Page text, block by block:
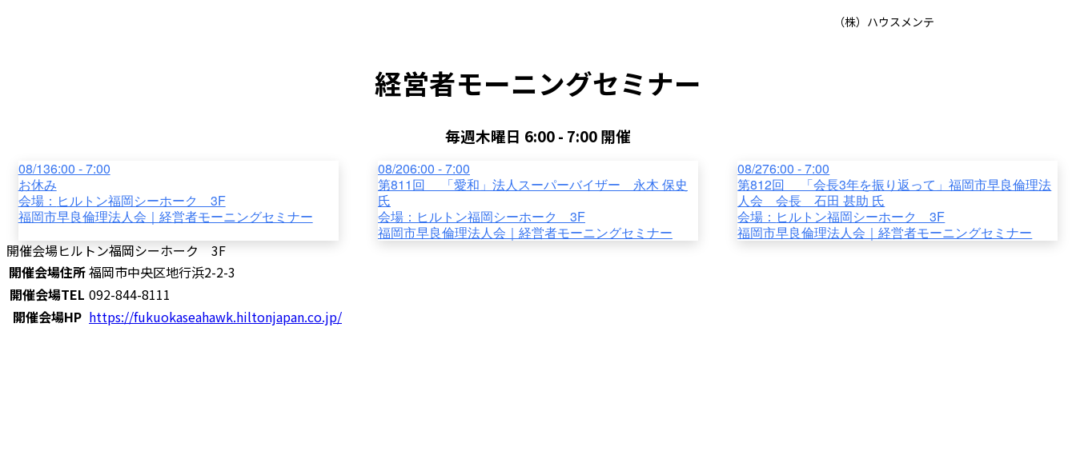
（株）ハウスメンテ
経営者モーニングセミナー
毎週木曜日 6:00 - 7:00 開催
08/136:00 - 7:00
お休み
会場： ヒルトン福岡シーホーク 3F
福岡市早良倫理法人会｜経営者モーニングセミナー
08/206:00 - 7:00
第811回 「愛和」法人スーパーバイザー 永木 保史
氏
会場： ヒルトン福岡シーホーク 3F
福岡市早良倫理法人会｜経営者モーニングセミナー
08/276:00 - 7:00
第812回 「会長3年を振り返って」福岡市早良倫理法
人会 会長 石田 甚助 氏
会場： ヒルトン福岡シーホーク 3F
福岡市早良倫理法人会｜経営者モーニングセミナー
開催会場ヒルトン福岡シーホーク 3F
開催会場住所福岡市中央区地行浜2-2-3
開催会場TEL 092-844-8111
開催会場HP https://fukuokaseahawk.hiltonjapan.co.jp/